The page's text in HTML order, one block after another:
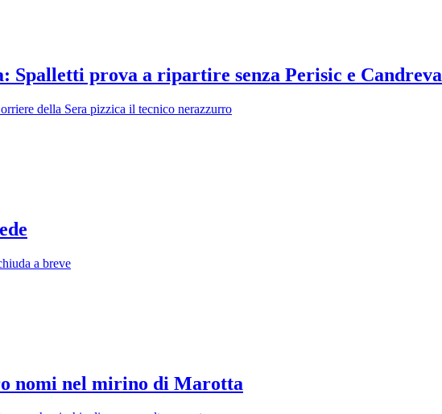
Spalletti prova a ripartire senza Perisic e Candreva
della Sera pizzica il tecnico nerazzurro
a breve
nomi nel mirino di Marotta